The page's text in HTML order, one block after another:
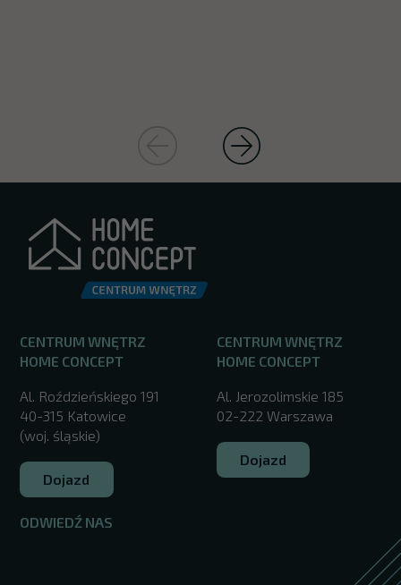
CENTRUM WNĘTRZ
HOME CONCEPT
Al. Roździeńskiego 191
40-315 Katowice
(woj. śląskie)
Dojazd
ODWIEDŹ NAS
CENTRUM WNĘTRZ
HOME CONCEPT
Al. Jerozolimskie 185
02-222 Warszawa
Dojazd